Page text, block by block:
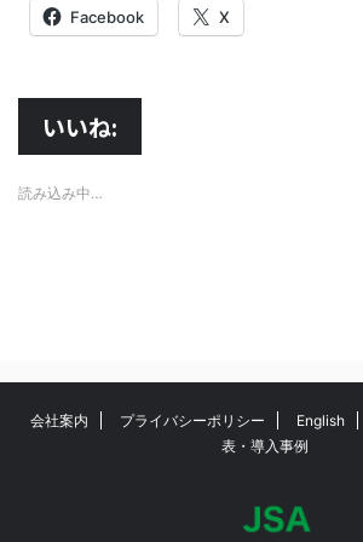
Facebook X
いいね:
読み込み中…
会社案内 プライバシーポリシー English
表・導入事例